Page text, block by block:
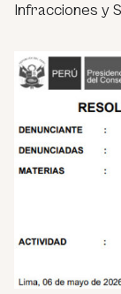
Infracciones y